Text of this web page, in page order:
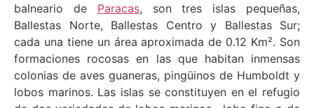
balneario de Paracas, son tres islas pequeñas,
Ballestas Norte, Ballestas Centro y Ballestas Sur;
cada una tiene un área aproximada de 0.12 Km². Son
formaciones rocosas en las que habitan inmensas
colonias de aves guaneras, pingüinos de Humboldt y
lobos marinos. Las islas se constituyen en el refugio